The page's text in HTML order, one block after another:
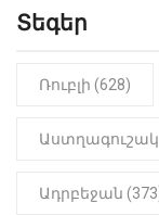
Տեգեր
Ռուբլի (628)
Աստղագուշակ
Ադրբեջան